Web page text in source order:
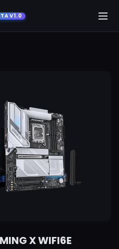
V1.0
X WIFI6E